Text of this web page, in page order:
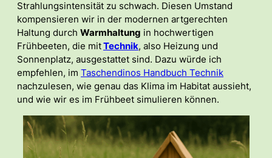
Strahlungsintensität zu schwach. Diesen Umstand
kompensieren wir in der modernen artgerechten
Haltung durch Warmhaltung in hochwertigen
Frühbeeten, die mitTechnik, also Heizung und
Sonnenplatz, ausgestattet sind. Dazu würde ich
empfehlen, im Taschendinos Handbuch Technik
nachzulesen, wie genau das Klima im Habitat aussieht,
und wie wir es im Frühbeet simulieren können.